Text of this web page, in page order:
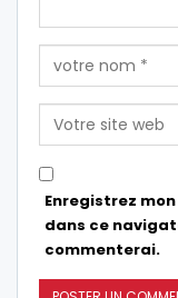
Enregistrez
dans ce
commenterai.